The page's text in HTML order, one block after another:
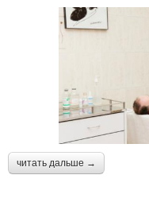
читать дальше →